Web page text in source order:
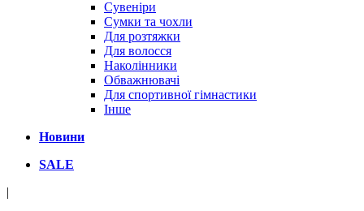
Сувеніри
Сумки та чохли
Для розтяжки
Для волосся
Наколінники
Обважнювачі
Для спортивної гімнастики
Інше
Новини
SALE
|